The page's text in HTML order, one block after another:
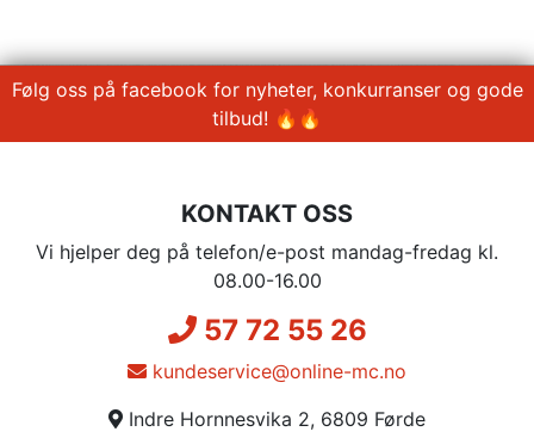
Følg oss på facebook for nyheter, konkurranser og gode
tilbud! 🔥🔥
KONTAKT OSS
Vi hjelper deg på telefon/e-post mandag-fredag kl.
08.00-16.00
57 72 55 26
kundeservice@online-mc.no
Indre Hornnesvika 2, 6809 Førde